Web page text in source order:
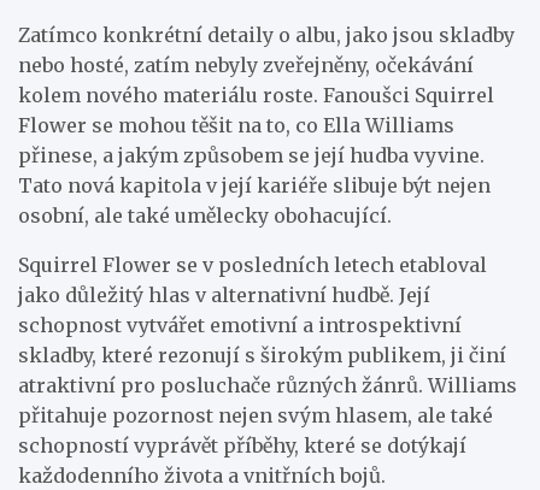
Zatímco konkrétní detaily o albu, jako jsou skladby
nebo hosté, zatím nebyly zveřejněny, očekávání
kolem nového materiálu roste. Fanoušci Squirrel
Flower se mohou těšit na to, co Ella Williams
přinese, a jakým způsobem se její hudba vyvine.
Tato nová kapitola v její kariéře slibuje být nejen
osobní, ale také umělecky obohacující.
Squirrel Flower se v posledních letech etabloval
jako důležitý hlas v alternativní hudbě. Její
schopnost vytvářet emotivní a introspektivní
skladby, které rezonují s širokým publikem, ji činí
atraktivní pro posluchače různých žánrů. Williams
přitahuje pozornost nejen svým hlasem, ale také
schopností vyprávět příběhy, které se dotýkají
každodenního života a vnitřních bojů.